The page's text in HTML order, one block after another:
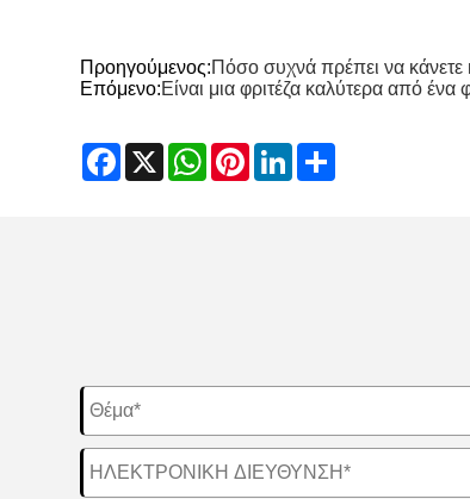
Προηγούμενος:Πόσο συχνά πρέπει να κάνετε
Επόμενο:Είναι μια φριτέζα καλύτερα από
Facebook
X WhatsApp
PinterestLinkedIn